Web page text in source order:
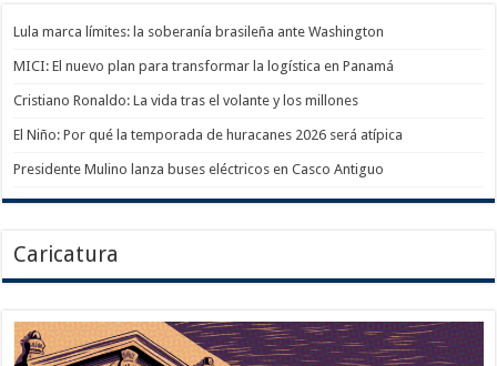
Lula marca límites: la soberanía brasileña ante Washington
MICI: El nuevo plan para transformar la logística en Panamá
Cristiano Ronaldo: La vida tras el volante y los millones
El Niño: Por qué la temporada de huracanes 2026 será atípica
Presidente Mulino lanza buses eléctricos en Casco Antiguo
Caricatura